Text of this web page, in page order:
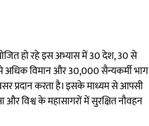
हो रहे इस अभ्यास में 30 देश, 30 से
अधिक विमान और 30,000 सैन्यकर्मी भाग
प्रदान करता है। इसके माध्यम से आपसी
और विश्व के महासागरों में सुरक्षित नौवहन